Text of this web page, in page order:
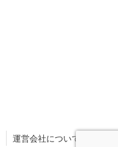
運営会社について